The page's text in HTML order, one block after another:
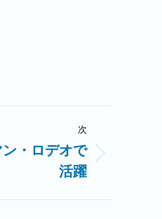
次
・ロデオで
活躍